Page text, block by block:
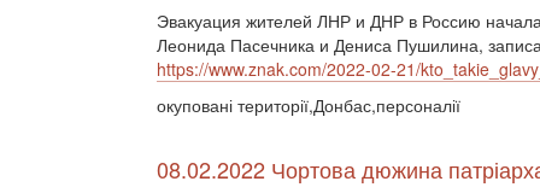
Эвакуация жителей ЛНР и ДНР в Россию
Леонида Пасечника и Дениса Пушилина,
https://www.znak.com/2022-02-21/
окуповані території,Донбас,персоналії
08.02.2022 Чортова дюжина